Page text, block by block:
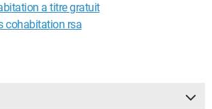
a titre gratuit
cohabitation rsa